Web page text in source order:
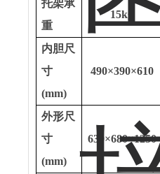
托架承
重
15kg
内胆尺
寸
(mm)
490×390×610
外形尺
寸
(mm)
630×680×1250